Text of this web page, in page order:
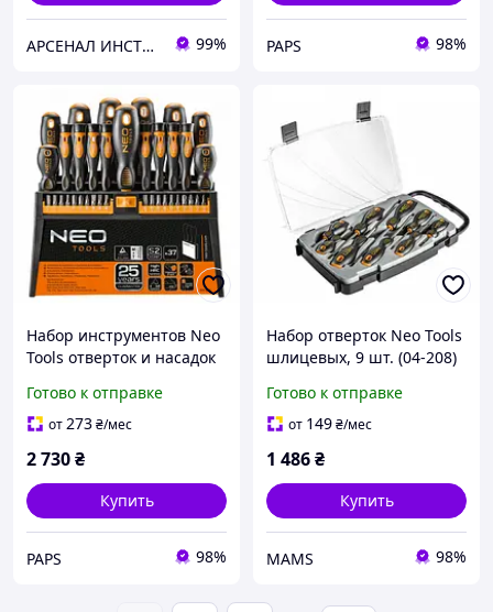
АРСЕНАЛ ИНСТРУМЕНТА 99% PAPS 98%
Набор инструментов Neo
Tools отверток и насадок
Готово к отправке
от273₴/мес
2 730₴
Купить
PAPS 98%
Набор отверток Neo Tools
шлицевых, 9 шт. (04-208)
Готово к отправке
от 149₴/мес
1 486₴
Купить
MAMS 98%